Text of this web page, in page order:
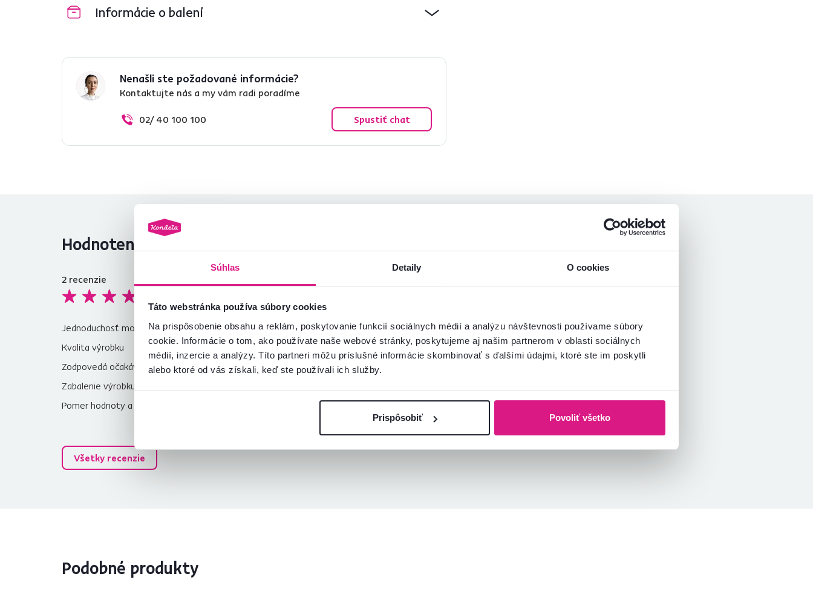
Súhlas Detaily O cookies
Táto webstránka používa súbory cookies
Na prispôsobenie obsahu a reklám, poskytovanie funkcií sociálnych médií a analýzu návštevnosti používame súbory
cookie. Informácie o tom, ako používate naše webové stránky, poskytujeme aj našim partnerom v oblasti sociálnych
médií, inzercie a analýzy. Títo partneri môžu príslušné informácie skombinovať s ďalšími údajmi, ktoré ste im poskytli
alebo ktoré od vás získali, keď ste používali ich služby.
Prispôsobiť Povoliť všetko
Informácie o balení
Nenašli ste požadované informácie?
Kontaktujte nás a my vám radi poradíme
02/ 40 100 100 Spustiť chat
Hodnotenia produktu
5,0
2 recenzie
Jednoduchosť montáže
5,0
Kvalita výrobku
5,0
Zodpovedá očakávaniam
5,0
Zabalenie výrobku
Pomer hodnoty a ceny
Všetky recenzie
Peter Ď. 5hviezdičiek
prevedení .
Overený nákup
Liviu C. 5hviezdičiek
Overený nákup
Podobné produkty